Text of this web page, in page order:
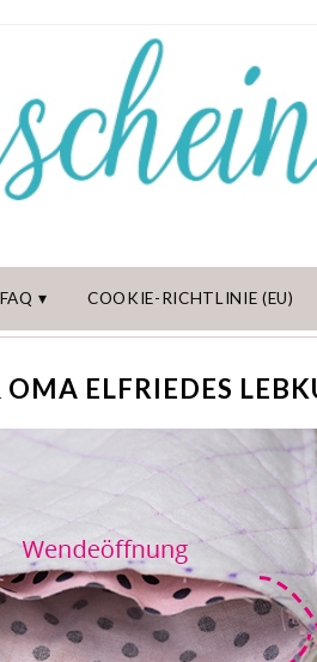
FAQ COOKIE-RICHTLINIE (EU)
ELFRIEDES